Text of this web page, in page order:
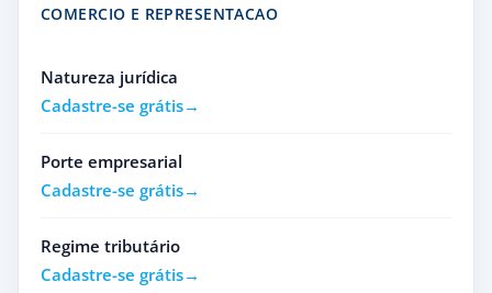
COMERCIO E REPRESENTACAO
Natureza jurídica
Cadastre-se grátis
Porte empresarial
Cadastre-se grátis
Regime tributário
Cadastre-se grátis